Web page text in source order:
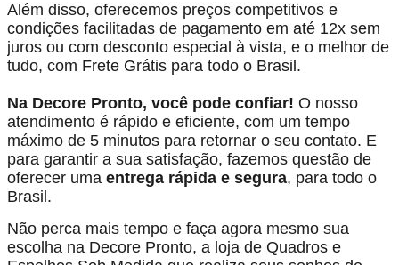
Além disso, oferecemos preços competitivos e
condições facilitadas de pagamento em até 12x sem
juros ou com desconto especial à vista, e o melhor de
tudo, com Frete Grátis para todo o Brasil.
Na Decore Pronto, você pode confiar! O nosso
atendimento é rápido e eficiente, com um tempo
máximo de 5 minutos para retornar o seu contato. E
para garantir a sua satisfação, fazemos questão de
oferecer uma entrega rápida e segura, para todo o
Brasil.
Não perca mais tempo e faça agora mesmo sua
escolha na Decore Pronto, a loja de Quadros e